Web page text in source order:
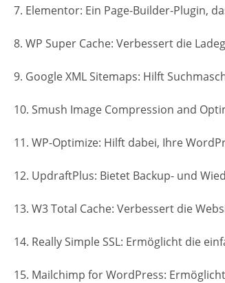
7. Elementor: Ein Page-Builder-Plugin,
8. WP Super Cache: Verbessert die
9. Google XML Sitemaps: Hilft
10. Smush Image Compression and
11. WP-Optimize: Hilft dabei, Ihre
12. UpdraftPlus: Bietet Backup- und
13. W3 Total Cache: Verbessert die
14. Really Simple SSL: Ermöglicht die
15. Mailchimp for WordPress: